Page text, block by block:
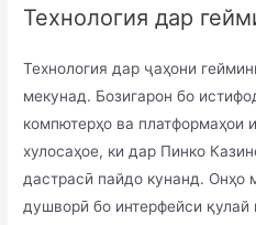
Технология дар
Технология дар ҷаҳони
мекунад. Бозигарон бо
компютерҳо ва платформаҳои
хулосаҳое, ки дар Пинко
дастрасӣ пайдо кунанд. Онҳо
душворӣ бо интерфейси қулай